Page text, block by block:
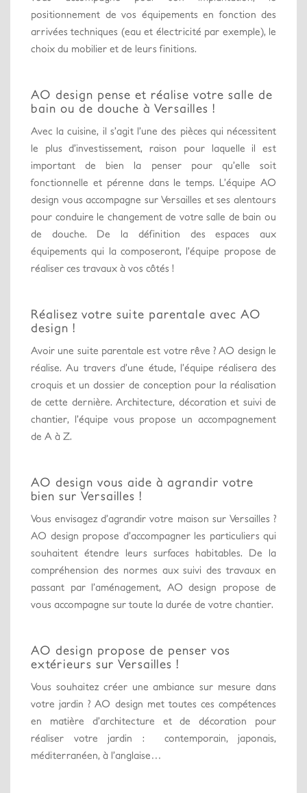
positionnement de vos équipements en fonction des
arrivées techniques (eau et électricité par exemple), le
choix du mobilier et de leurs finitions.
AO design pense et réalise votre salle de
bain ou de douche à Versailles !
Avec la cuisine, il s’agit l’une des pièces qui nécessitent
le plus d’investissement, raison pour laquelle il est
important de bien la penser pour qu’elle soit
fonctionnelle et pérenne dans le temps. L’équipe AO
design vous accompagne sur Versailles et ses alentours
pour conduire le changement de votre salle de bain ou
de douche. De la définition des espaces aux
équipements qui la composeront, l’équipe propose de
réaliser ces travaux à vos côtés !
Réalisez votre suite parentale avec AO
design !
Avoir une suite parentale est votre rêve ? AO design le
réalise. Au travers d’une étude, l’équipe réalisera des
croquis et un dossier de conception pour la réalisation
de cette dernière. Architecture, décoration et suivi de
chantier, l’équipe vous propose un accompagnement
de A à Z.
AO design vous aide à agrandir votre
bien sur Versailles !
Vous envisagez d’agrandir votre maison sur Versailles ?
AO design propose d’accompagner les particuliers qui
souhaitent étendre leurs surfaces habitables. De la
compréhension des normes aux suivi des travaux en
passant par l’aménagement, AO design propose de
vous accompagne sur toute la durée de votre chantier.
AO design propose de penser vos
extérieurs sur Versailles !
Vous souhaitez créer une ambiance sur mesure dans
votre jardin ? AO design met toutes ces compétences
en matière d’architecture et de décoration pour
réaliser votre jardin : contemporain, japonais,
méditerranéen, à l’anglaise…